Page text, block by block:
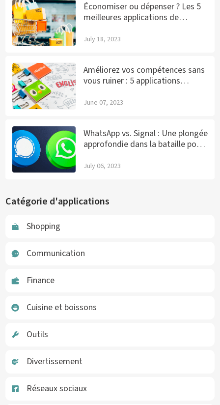
Économiser ou dépenser ? Les 5
meilleures applications de
vous faire économiser des milliers
July 18, 2023
Améliorez vos compétences sans
vous ruiner : 5 applications
ligne
June 07, 2023
WhatsApp vs. Signal : Une plongée
approfondie dans la bataille pour
En quelle application devez-vous
July 06, 2023
Catégorie d'applications
Shopping
Communication
Finance
Cuisine et boissons
Outils
Divertissement
Réseaux sociaux